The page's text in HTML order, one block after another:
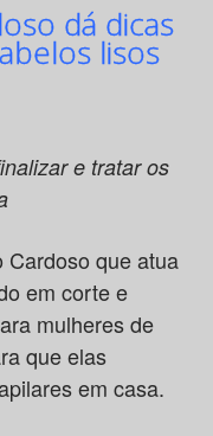
dá dicas
lisos
e tratar os
Cardoso que atua
em corte e
mulheres de
que elas
em casa.